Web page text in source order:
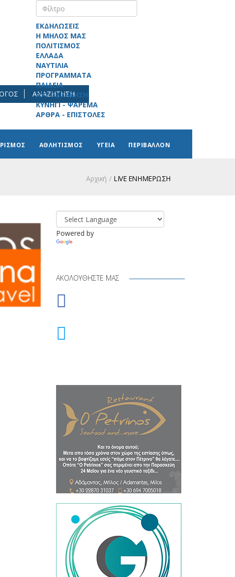
ΑΝΑΖΗΤΗΣΗ
ΕΚΔΗΛΩΣΕΙΣ
Η ΜΗΛΟΣ ΜΑΣ
ΠΟΛΙΤΙΣΜΟΣ
ΕΛΛΑΔΑ
ΝΑΥΤΙΛΙΑ
ΠΡΟΓΡΑΜΜΑΤΑ
ΠΑΙΔΕΙΑ
ΑΥΤΟΔΙΟΙΚΗΣΗ
ΚΥΝΗΓΙ - ΨΑΡΕΜΑ
ΑΡΘΡΑ - ΕΠΙΣΤΟΛΕΣ
ΑΘΛΗΤΙΣΜΟΣ ΥΓΕΙΑ ΠΕΡΙΒΑΛΛΟΝ
Αρχική LIVE ΕΝΗΜΕΡΩΣΗ
Powered by
ΑΚΟΛΟΥΘΉΣΤΕ ΜΑΣ